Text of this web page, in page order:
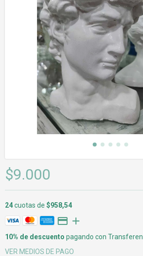
$9.000
24cuotas de $958,54
10% de descuento pagando con
VER MEDIOS DE PAGO